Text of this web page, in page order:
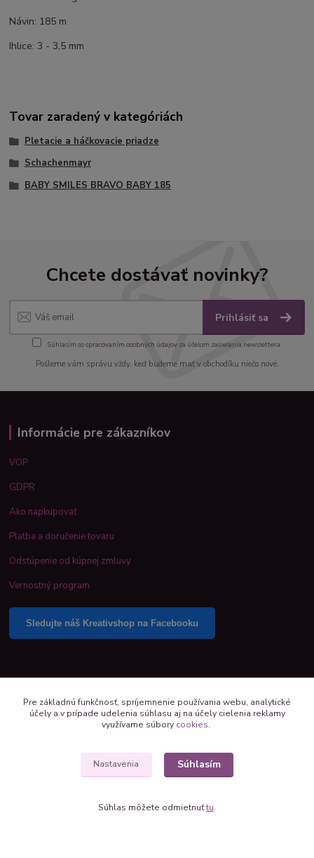
Návin: 185 m
Ihlice: 3 - 3,5 mm
Tovar zaradený v kategóriách
Pletacie a háčkovacie priadze
Schachenmayr
BABY SMILES BRAVO BABY 185
Chcete dostávať novinky?
Prihlásiť sa
Súhlasím sospracovaním osobných údajov za účelom zasielania newslettera.
Pošleme vám správu vždy, keď budeme mať v obchodíku niečo nové.
Informácie pre zákazníkov
VOP
GDPR
Ako napkupovať
Platba a doručenie tovaru
Odstúpenie od kúpnej zmluvy
Vernostný program
Sledujte náš Kreativshop na Facebooku
Pre základnú funkčnosť, spríjemnenie používania webu, analytické
účely a v prípade udelenia súhlasu aj na účely cielenia reklamy
využívame súbory cookies.
Nastavenia Súhlasím
Súhlas môžete odmietnuťtu.